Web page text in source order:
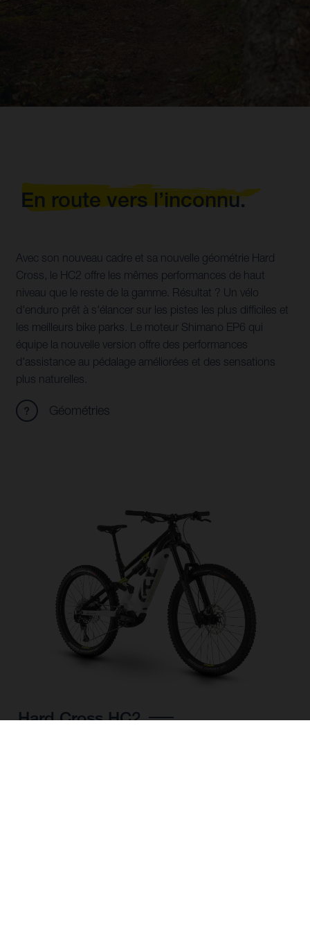
En route vers l’inconnu.
Avec son nouveau cadre et sa nouvelle géométrie Hard
Cross, le HC2 offre les mêmes performances de haut
niveau que le reste de la gamme. Résultat ? Un vélo
d'enduro prêt à s'élancer sur les pistes les plus difficiles et
les meilleurs bike parks. Le moteur Shimano EP6 qui
équipe la nouvelle version offre des performances
d'assistance au pédalage améliorées et des sensations
plus naturelles.
Géométries
Hard Cross HC2